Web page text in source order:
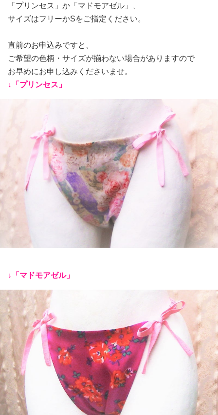
「プリンセス」か「マドモアゼル」、
サイズはフリーかSをご指定ください。
直前のお申込みですと、
ご希望の色柄・サイズが揃わない場合がありますので
お早めにお申し込みくださいませ。
↓「プリンセス」
↓「マドモアゼル」